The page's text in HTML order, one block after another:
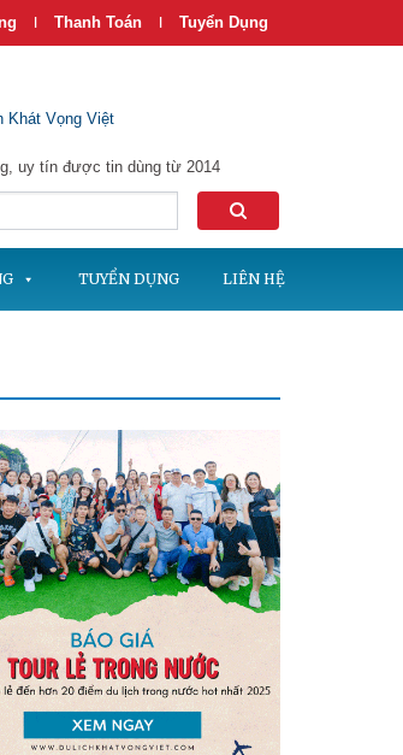
| Thanh Toán | Tuyển Dụng
Khát Vọng Việt
uy tín được tin dùng từ 2014
TUYỂN DỤNG LIÊN HỆ